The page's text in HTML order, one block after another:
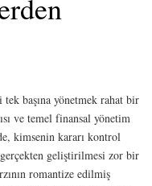
başına yönetmek rahat bir
ve temel finansal yönetim
kimsenin kararı kontrol
geliştirilmesi zor bir
romantize edilmiş